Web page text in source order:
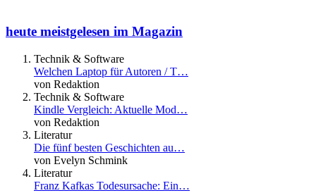
heute meistgelesen im Magazin
Technik & Software
Welchen Laptop für Autoren / T…
von Redaktion
Technik & Software
Kindle Vergleich: Aktuelle Mod…
von Redaktion
Literatur
Die fünf besten Geschichten au…
von Evelyn Schmink
Literatur
Franz Kafkas Todesursache: Ein…